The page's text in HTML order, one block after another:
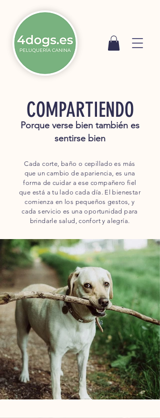
COMPARTIENDO
Porque verse bien también es
sentirse bien
Cada corte, baño o cepillado es más
que un cambio de apariencia, es una
forma de cuidar a ese compañero fiel
que está a tu lado cada día. El bienestar
comienza en los pequeños gestos, y
cada servicio es una oportunidad para
brindarle salud, confort y alegría.